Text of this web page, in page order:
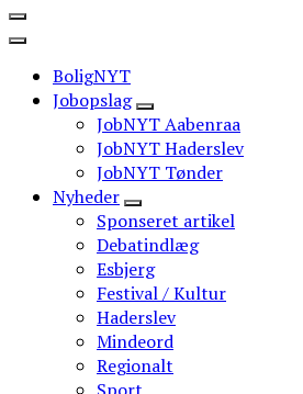
BoligNYT
Jobopslag
JobNYT Aabenraa
JobNYT Haderslev
JobNYT Tønder
Nyheder
Sponseret artikel
Debatindlæg
Esbjerg
Festival / Kultur
Haderslev
Mindeord
Regionalt